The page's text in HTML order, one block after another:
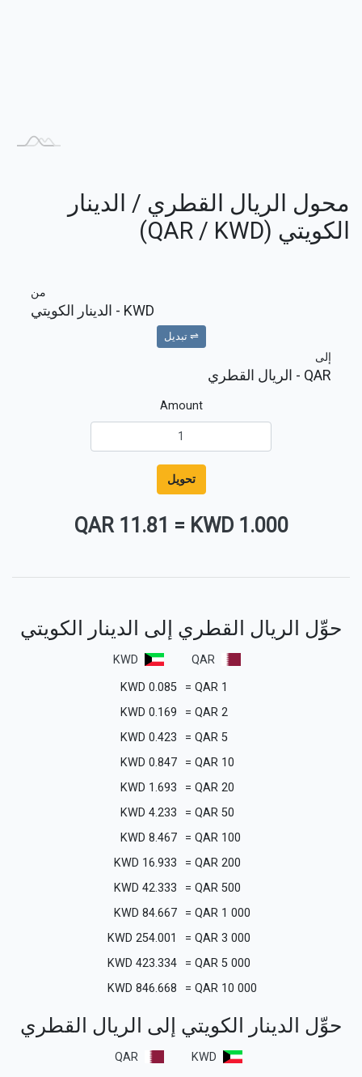
محول الريال القطري / الدينار
الكويتي (QAR / KWD)
من
KWD - الدينار الكويتي
⇌ تبديل
إلى
QAR - الريال القطري
Amount
تحويل
1.000 KWD
=
11.81 QAR
حوِّل الريال القطري إلى الدينار الكويتي
QAR
KWD
1
QAR
=
0.085
KWD
2
QAR
=
0.169
KWD
5
QAR
=
0.423
KWD
10
QAR
=
0.847
KWD
20
QAR
=
1.693
KWD
50
QAR
=
4.233
KWD
100
QAR
=
8.467
KWD
200
QAR
=
16.933
KWD
500
QAR
=
42.333
KWD
1 000
QAR
=
84.667
KWD
3 000
QAR
=
254.001
KWD
5 000
QAR
=
423.334
KWD
10 000
QAR
=
846.668
KWD
حوِّل الدينار الكويتي إلى الريال القطري
KWD
QAR